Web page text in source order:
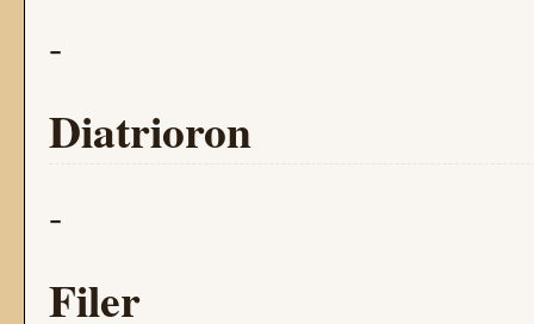
-
Diatrioron
-
Filer